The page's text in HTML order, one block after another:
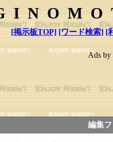
[掲示板TOP] [ワード検索] [
Ads by
編集